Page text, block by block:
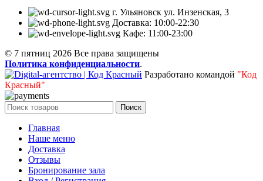
г. Ульяновск ул. Инзенская, 3
Доставка: 10:00-22:30
Кафе: 11:00-23:00
© 7 пятниц 2026 Все права защищены
Политика конфиденциальности.
Разработано командой "Код
Красный"
Поиск
Главная
Наше меню
Доставка
Отзывы
Бронирование зала